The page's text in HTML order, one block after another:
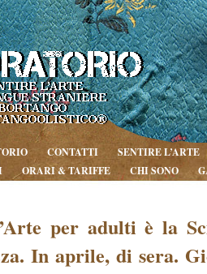
CONTATTI
SENTIRE L’ARTE
ORARI & TARIFFE CHI SONO
per adulti è la
In aprile, di sera.